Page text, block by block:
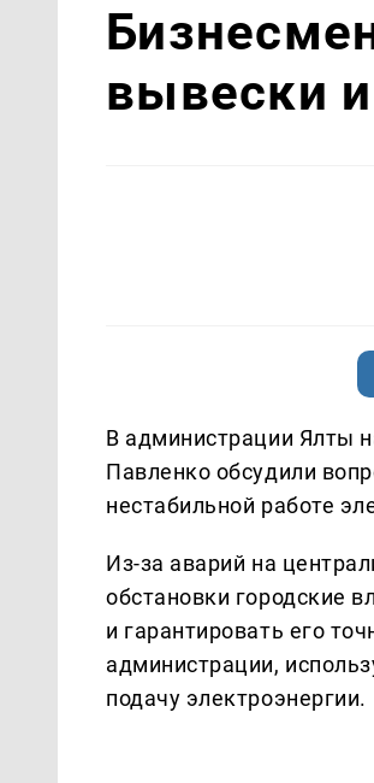
вывески
В администрации Ялты
Павленко обсудили
нестабильной работе
Из-за аварий на
обстановки городские
и гарантировать его
администрации,
подачу электроэнергии.